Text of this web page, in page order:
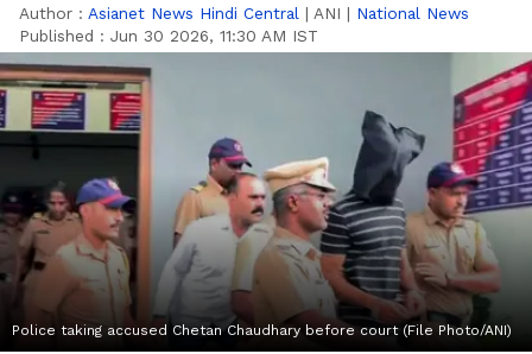
Author : Asianet News Hindi Central | ANI | National News
Published : Jun 30 2026, 11:30 AM IST
Police taking accused Chetan Chaudhary before court (File Photo/ANI)